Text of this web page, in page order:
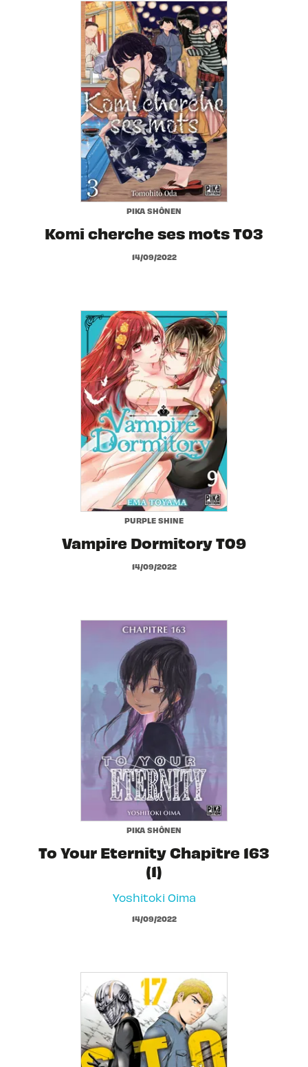
PIKA SHÔNEN
Komi cherche ses mots T03
14/09/2022
PURPLE SHINE
Vampire Dormitory T09
14/09/2022
PIKA SHÔNEN
To Your Eternity Chapitre 163
(1)
Yoshitoki Oima
14/09/2022